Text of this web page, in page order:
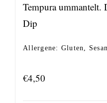
Tempura
Dip
Allergene: Gluten,
€4,50